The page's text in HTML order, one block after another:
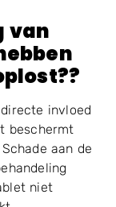
van
invloed
beschermt
aan de
niet